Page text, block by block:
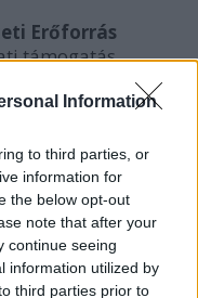
Information
to third parties, or
information for
the below opt-out
note that after your
continue seeing
information utilized by
third parties prior to
Erőforrás
támogatás